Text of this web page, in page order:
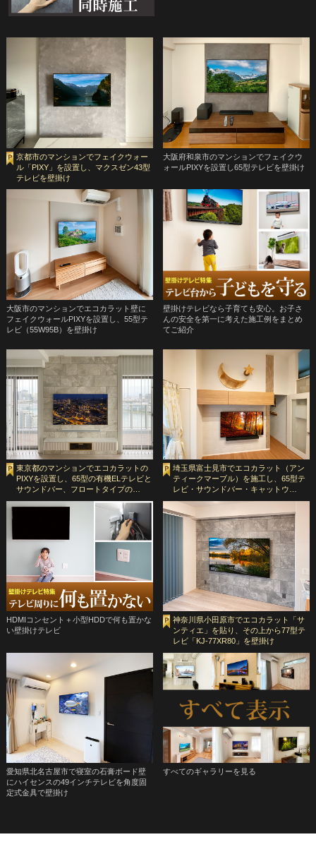
京都市のマンションでフェイクウォー
ル「PIXY」を設置し、マクスゼン43型
テレビを壁掛け
大阪府和泉市のマンションでフェイクウ
ォールPIXYを設置し65型テレビを壁掛け
大阪市のマンションでエコカラット壁に
フェイクウォールPIXYを設置し、55型テ
レビ（55W95B）を壁掛け
壁掛けテレビなら子育ても安心。お子さ
んの安全を第一に考えた施工例をまとめ
てご紹介
東京都のマンションでエコカラットの
PIXYを設置し、65型の有機ELテレビと
サウンドバー、フロートタイプの…
埼玉県富士見市でエコカラット（アン
ティークマーブル）を施工し、65型テ
レビ・サウンドバー・キャットウ…
HDMIコンセント＋小型HDDで何も置かな
い壁掛けテレビ
神奈川県小田原市でエコカラット「サ
ンティエ」を貼り、その上から77型テ
レビ「KJ-77XR80」を壁掛け
愛知県北名古屋市で寝室の石膏ボード壁
にハイセンスの49インチテレビを角度固
定式金具で壁掛け
すべてのギャラリーを見る